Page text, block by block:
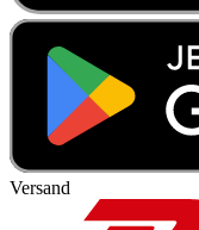
Versand